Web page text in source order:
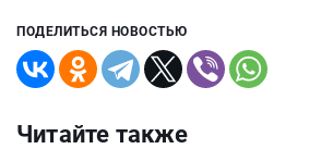
ПОДЕЛИТЬСЯ НОВОСТЬЮ
Читайте также